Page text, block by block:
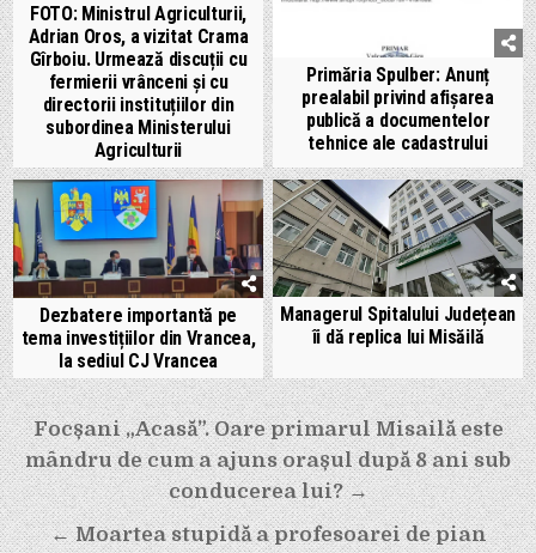
FOTO: Ministrul Agriculturii,
Adrian Oros, a vizitat Crama
Gîrboiu. Urmează discuții cu
fermierii vrânceni și cu
directorii instituțiilor din
subordinea Ministerului
Agriculturii
Primăria Spulber: Anunț
prealabil privind afișarea
publică a documentelor
tehnice ale cadastrului
Dezbatere importantă pe
tema investițiilor din Vrancea,
la sediul CJ Vrancea
Managerul Spitalului Județean
îi dă replica lui Misăilă
Navigare
în
articole
Focșani „Acasă”. Oare primarul Misailă este
mândru de cum a ajuns orașul după 8 ani sub
conducerea lui? →
← Moartea stupidă a profesoarei de pian